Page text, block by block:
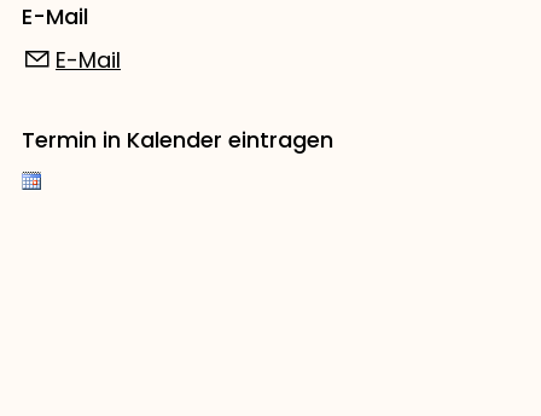
E-Mail
E-Mail
Termin in Kalender eintragen